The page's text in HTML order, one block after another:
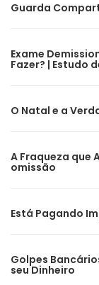
Guarda
Exame
Fazer? | Estudo
O Natal e a
A Fraqueza que
omissão
Está Pagando
Golpes
seu Dinheiro